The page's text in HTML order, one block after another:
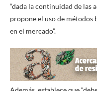
“dada la continuidad de las
propone el uso de métodos
en el mercado”.